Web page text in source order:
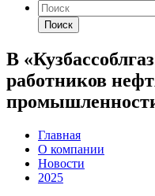
Поиск
В
работников
Главная
О компании
Новости
2025